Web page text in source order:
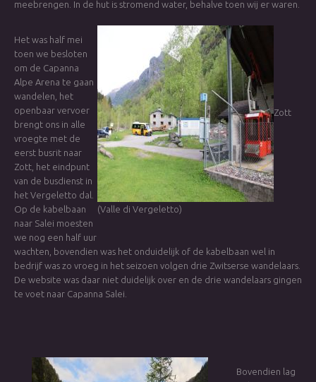
meebrengen. In de hut is stromend water, behalve toen wij er waren.
Zott
(Valle di Vergeletto)
Het was half mei
toen we besloten
om de Capanna
Alpe Arena te gaan
wandelen, het
openbaar vervoer
brengt ons in alle
vroegte met de
eerst busrit naar
Zott, het eindpunt
van de busdienst in
het Vergeletto dal.
Op de kabelbaan
naar Salei moesten
we nog een half uur
wachten, bovendien was het onduidelijk of de kabelbaan wel in
bedrijf was zo vroeg in het seizoen volgen drie Zwitserse wandelaars.
De website was daar niet duidelijk over en de drie wandelaars gingen
te voet naar Capanna Salei.
Bovendien lag